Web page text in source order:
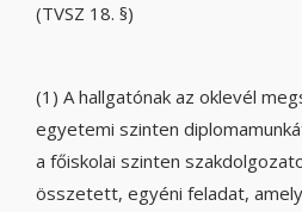
(TVSZ 18. §)
(1) A hallgatónak az oklevél
egyetemi szinten
a főiskolai szinten
összetett, egyéni feladat,